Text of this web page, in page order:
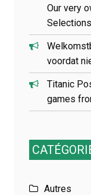
Our very
Selections
voordat
Titanic
games
Autres